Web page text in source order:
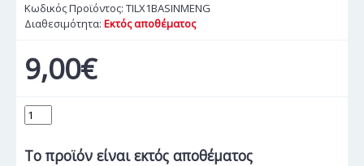
Κωδικός Προϊόντος: TILX1BASINMENG
Διαθεσιμότητα: Εκτός αποθέματος
9,00€
Το προϊόν είναι εκτός αποθέματος